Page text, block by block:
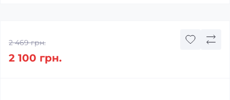
2 469 грн.
2 100 грн.